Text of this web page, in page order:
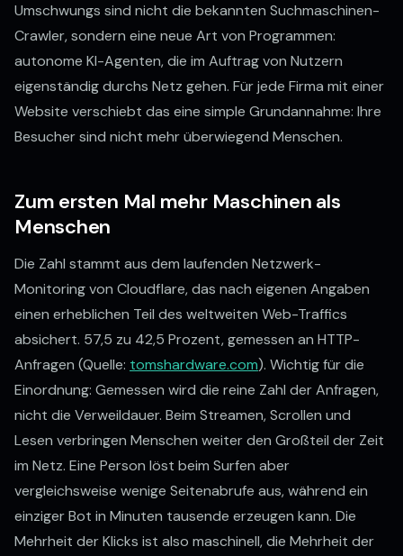
Umschwungs sind nicht die bekannten Suchmaschinen-
Crawler, sondern eine neue Art von Programmen:
autonome KI-Agenten, die im Auftrag von Nutzern
eigenständig durchs Netz gehen. Für jede Firma mit einer
Website verschiebt das eine simple Grundannahme: Ihre
Besucher sind nicht mehr überwiegend Menschen.
Zum ersten Mal mehr Maschinen als
Menschen
Die Zahl stammt aus dem laufenden Netzwerk-
Monitoring von Cloudflare, das nach eigenen Angaben
einen erheblichen Teil des weltweiten Web-Traffics
absichert. 57,5 zu 42,5 Prozent, gemessen an HTTP-
Anfragen (Quelle: tomshardware.com). Wichtig für die
Einordnung: Gemessen wird die reine Zahl der Anfragen,
nicht die Verweildauer. Beim Streamen, Scrollen und
Lesen verbringen Menschen weiter den Großteil der Zeit
im Netz. Eine Person löst beim Surfen aber
vergleichsweise wenige Seitenabrufe aus, während ein
einziger Bot in Minuten tausende erzeugen kann. Die
Mehrheit der Klicks ist also maschinell, die Mehrheit der